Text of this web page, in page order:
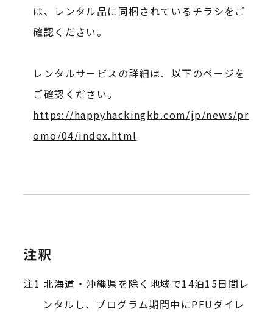
は、レンタル品に同梱されているチラシをご
確認ください。
レンタルサービスの詳細は、以下のページを
ご確認ください。
https://happyhackingkb.com/jp/news/pr
omo/04/index.html
注釈
北海道・沖縄県を除く地域で14泊15日間レ
ンタルし、プログラム期間中にPFUダイレ